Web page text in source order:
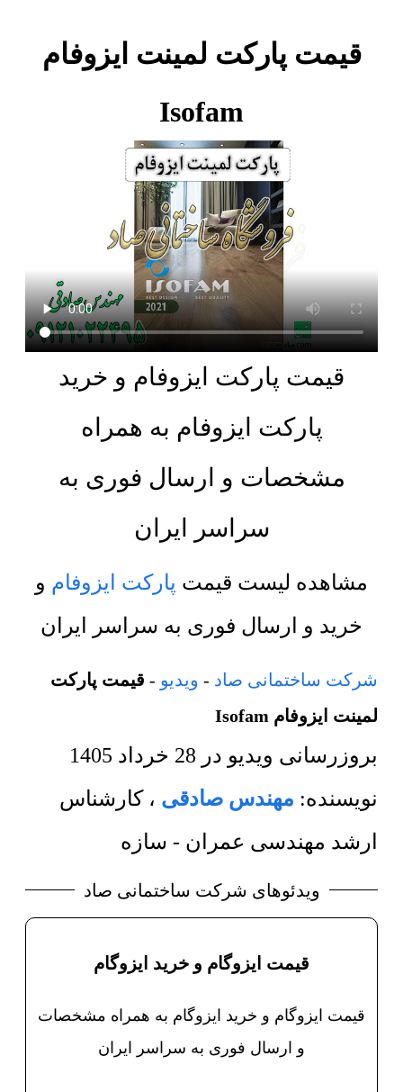
قیمت پارکت لمینت ایزوفام
Isofam
قیمت پارکت ایزوفام و خرید
پارکت ایزوفام به همراه
مشخصات و ارسال فوری به
سراسر ایران
مشاهده لیست قیمت پارکت ایزوفام و
خرید و ارسال فوری به سراسر ایران
شرکت ساختمانی صاد - ویدیو - قیمت پارکت
لمینت ایزوفام Isofam
بروزرسانی ویدیو در 28 خرداد 1405
نویسنده: مهندس صادقی ،کارشناس
ارشد مهندسی عمران - سازه
ویدئوهای شرکت ساختمانی صاد
قیمت ایزوگام و خرید ایزوگام
قیمت ایزوگام و خرید ایزوگام به همراه مشخصات
و ارسال فوری به سراسر ایران